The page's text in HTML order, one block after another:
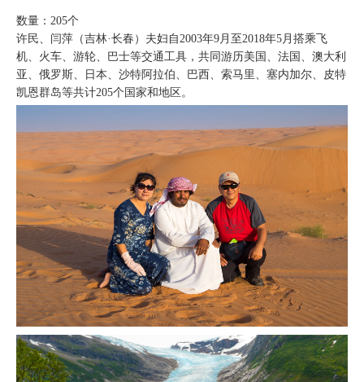
数量：205个
许民、闫萍（吉林·长春）夫妇自2003年9月至2018年5月搭乘飞
机、火车、游轮、巴士等交通工具，共同游历美国、法国、澳大利
亚、俄罗斯、日本、沙特阿拉伯、巴西、索马里、塞内加尔、皮特
凯恩群岛等共计205个国家和地区。